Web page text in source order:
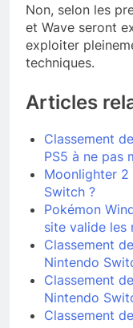
Non, selon les
et Wave seront
exploiter
techniques.
Articles
Classement
PS5 à ne pas
Moonlighter
Switch ?
Pokémon
site valide les
Classement
Nintendo
Classement
Nintendo
Classement